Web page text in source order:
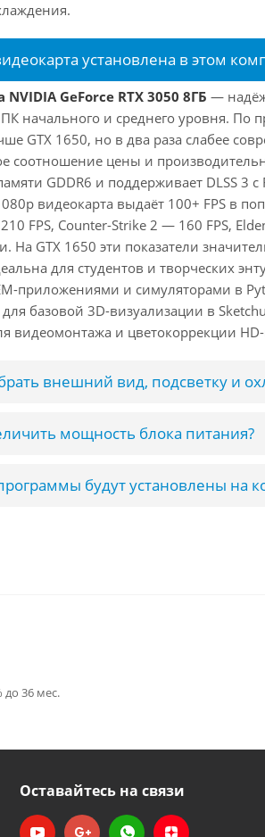
установлена в этом
NVIDIA GeForce RTX 3050 8ГБ —
начального и среднего уровня. По
GTX 1650, но в два раза слабее
соотношение цены и
GDDR6 и поддерживает DLSS 3
видеокарта выдаёт 100+ FPS в
FPS, Counter-Strike 2 — 160 FPS,
На GTX 1650 эти показатели
для студентов и творческих
приложениями и симуляторами в
базовой 3D-визуализации в
видеомонтажа и цветокоррекции
внешний вид, подсветку и
мощность блока питания?
будут установлены на
до 36 мес.
Оставайтесь на связи